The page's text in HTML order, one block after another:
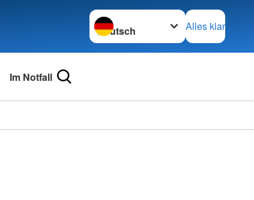
Sprache wechseln zu
Alles klar
Im Notfall